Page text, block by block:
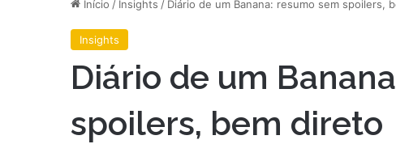
Início / Insights / Diário de um Banana: resumo sem spoilers,
Insights
Diário de um
spoilers, bem direto